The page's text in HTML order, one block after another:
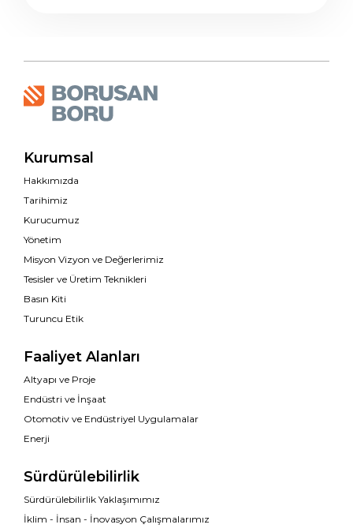
Kurumsal
Hakkımızda
Tarihimiz
Kurucumuz
Yönetim
Misyon Vizyon ve Değerlerimiz
Tesisler ve Üretim Teknikleri
Basın Kiti
Turuncu Etik
Faaliyet Alanları
Altyapı ve Proje
Endüstri ve İnşaat
Otomotiv ve Endüstriyel Uygulamalar
Enerji
Sürdürülebilirlik
Sürdürülebilirlik Yaklaşımımız
İklim - İnsan - İnovasyon Çalışmalarımız